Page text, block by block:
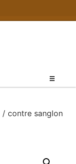
/ contre sanglon